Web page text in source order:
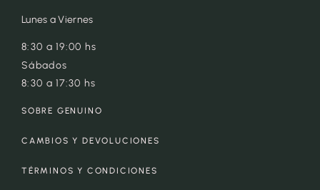
Lunes a Viernes
8:30 a 19:00 hs
Sábados
8:30 a 17:30 hs
SOBRE GENUINO
CAMBIOS Y DEVOLUCIONES
TÉRMINOS Y CONDICIONES